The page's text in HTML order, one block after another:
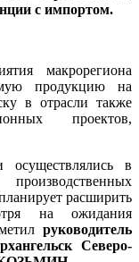
с импортом.
макрорегиона
продукцию на
в отрасли также
проектов,
в
расширить
на ожидания
руководитель
Северо-